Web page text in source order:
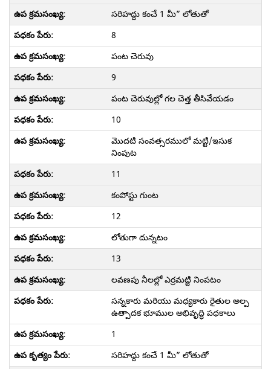
సరిహద్దు కంచే 1 మీ” లోతుతో
8
పంట చెరువు
9
పంట చెరువుల్లో గల చెత్త తీసివేయడం
10
మొదటి సంవత్సరములో మట్టి/ఇసుక
నింపుట
11
కంపోస్టు గుంట
12
లోతుగా దున్నటం
13
లవణపు నీలల్లో ఎర్రమట్టి నింపటం
సన్నకారు మరియు మధ్యకారు రైతుల అల్ప
ఉత్పాదక భూముల అభివృద్ధి పధకాలు
1
సరిహద్దు కంచే 1 మీ” లోతుతో